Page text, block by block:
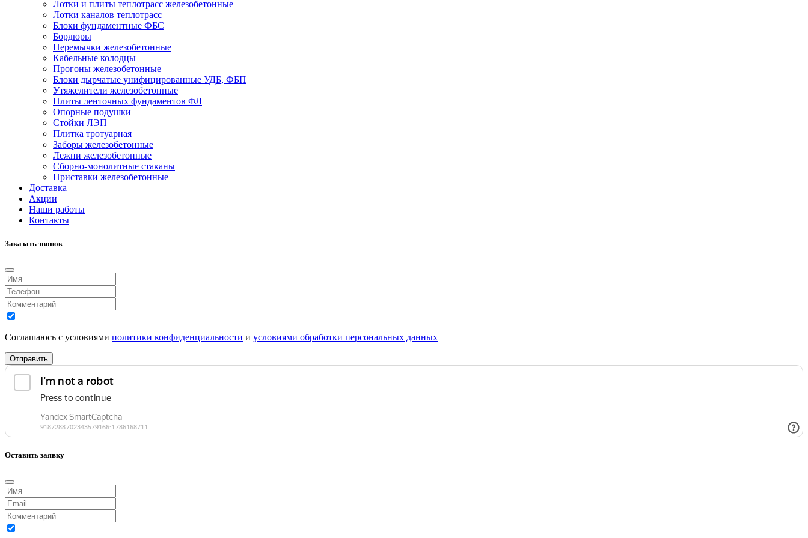
Лотки и плиты теплотрасс железобетонные
Лотки каналов теплотрасс
Блоки фундаментные ФБС
Бордюры
Перемычки железобетонные
Кабельные колодцы
Прогоны железобетонные
Блоки дырчатые унифицированные УДБ, ФБП
Утяжелители железобетонные
Плиты ленточных фундаментов ФЛ
Опорные подушки
Стойки ЛЭП
Плитка тротуарная
Заборы железобетонные
Лежни железобетонные
Сборно-монолитные стаканы
Приставки железобетонные
Доставка
Акции
Наши работы
Контакты
Заказать звонок
Соглашаюсь с условиями политики конфиденциальности и условиями обработки персональных данных
Отправить
Оставить заявку